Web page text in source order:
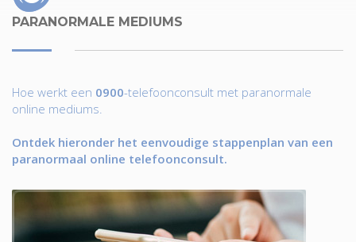
PARANORMALE MEDIUMS
Hoe werkt een 0900-telefoonconsult met paranormale
online mediums.
Ontdek hieronder het eenvoudige stappenplan van een
paranormaal online telefoonconsult.